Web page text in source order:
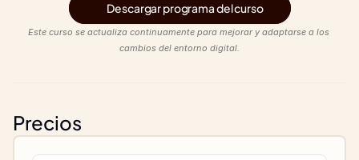
Descargar programa del curso
Este curso se actualiza continuamente para mejorar y adaptarse a los
cambios del entorno digital.
Precios